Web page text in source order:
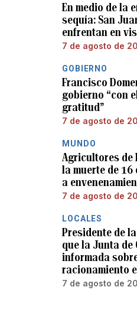
En medio de la
sequía: San
enfrentan en
7 de agosto de
GOBIERNO
Francisco
gobierno “con
gratitud”
7 de agosto de
MUNDO
Agricultores de
la muerte de 16
a
7 de agosto de
LOCALES
Presidente de
que la Junta de
informada
racionamiento
7 de agosto de